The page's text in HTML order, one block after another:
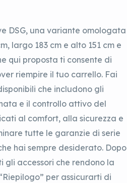
DSG, una variante omologata
largo 183 cm e alto 151 cm e
qui proposta ti consente di
riempire il tuo carrello. Fai
che includono gli
e il controllo attivo del
al comfort, alla sicurezza e
tutte le garanzie di serie
hai sempre desiderato. Dopo
accessori che rendono la
per assicurarti di